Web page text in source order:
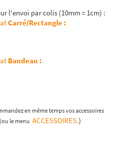
l'envoi par colis (10mm = 1cm) :
Carré/Rectangle :
Bandeau :
en même temps vos accessoires
le menu ACCESSOIRES.)